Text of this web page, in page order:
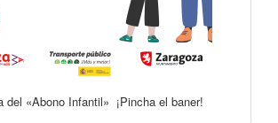
del «Abono Infantil» ¡Pincha el baner!